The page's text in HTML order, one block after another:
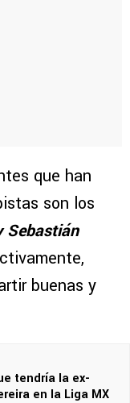
que han
son los
Sebastián
buenas y
tendría la ex-
en la Liga MX